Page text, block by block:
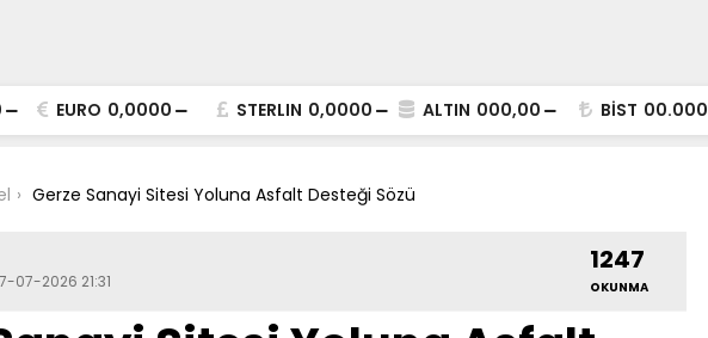
EURO 0,0000 STERLIN 0,0000 ALTIN 000,00 BİST 00.000
Gerze Sanayi Sitesi Yoluna Asfalt Desteği Sözü
07-2026 21:31
1247
OKUNMA